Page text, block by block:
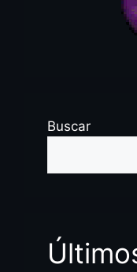
Buscar